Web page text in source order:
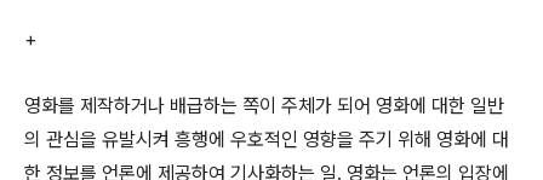
+
영화를 제작하거나 배급하는 쪽이 주체가 되어 영화에 대한 일반
의 관심을 유발시켜 흥행에 우호적인 영향을 주기 위해 영화에 대
한 정보를 언론에 제공하여 기사화하는 일. 영화는 언론의 입장에